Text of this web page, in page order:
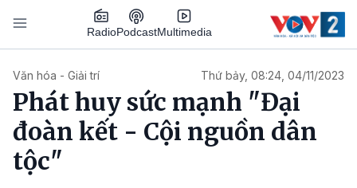
Nhảy đến nội dung
RadioPodcastMultimedia
Văn hóa - Giải trí Thứ bảy, 08:24, 04/11/2023
Phát huy sức mạnh "Đại
đoàn kết - Cội nguồn dân
tộc"